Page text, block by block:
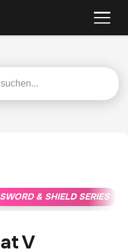
SWORD & SHIELD SERIES
V